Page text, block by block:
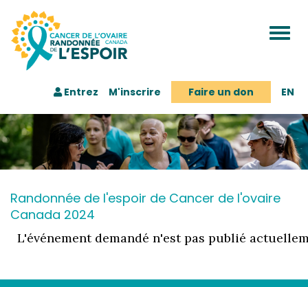
Entrez M'inscrire Faire un don EN
Randonnée de l'espoir de Cancer de l'ovaire
Canada 2024
L'événement demandé n'est pas publié